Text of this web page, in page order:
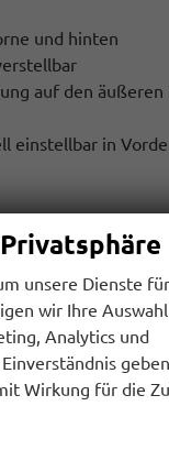
und hinten
auf den
einstellbar in
(virtual Cockpit)
beheizbar
unsere Dienste
wir Ihre
Analytics und
Wirkung für die